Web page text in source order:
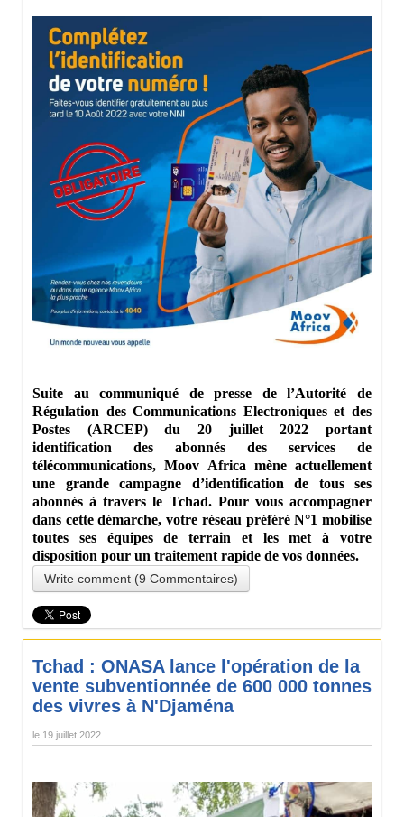
Suite au communiqué de presse de l’Autorité de
Régulation des Communications Electroniques et des
Postes (ARCEP) du 20 juillet 2022 portant
identification des abonnés des services de
télécommunications, Moov Africa mène actuellement
une grande campagne d’identification de tous ses
abonnés à travers le Tchad. Pour vous accompagner
dans cette démarche, votre réseau préféré N°1 mobilise
toutes ses équipes de terrain et les met à votre
disposition pour un traitement rapide de vos données.
Write comment (9 Commentaires)
Tchad : ONASA lance l'opération de la
vente subventionnée de 600 000 tonnes
des vivres à N'Djaména
le 19 juillet 2022